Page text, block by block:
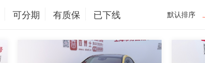
可分期 有质保 已下线 默认排序